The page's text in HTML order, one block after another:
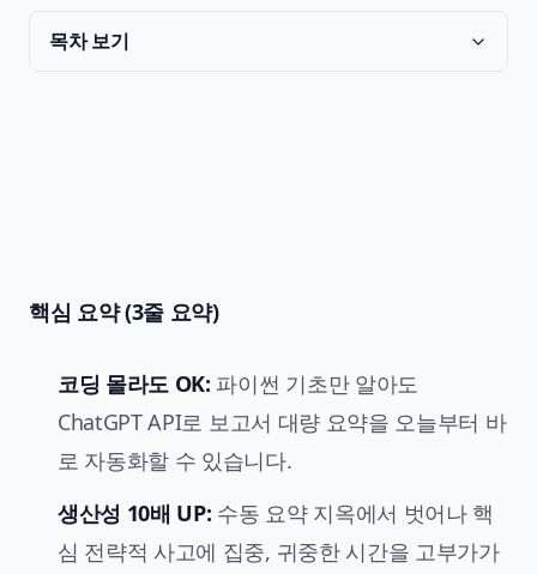
목차 보기
핵심 요약 (3줄 요약)
코딩 몰라도 OK: 파이썬 기초만 알아도
ChatGPT API로 보고서 대량 요약을 오늘부터 바
로 자동화할 수 있습니다.
생산성 10배 UP: 수동 요약 지옥에서 벗어나 핵
심 전략적 사고에 집중, 귀중한 시간을 고부가가